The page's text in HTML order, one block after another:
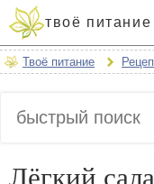
твоё питание
Твоё питание
Лёгкий